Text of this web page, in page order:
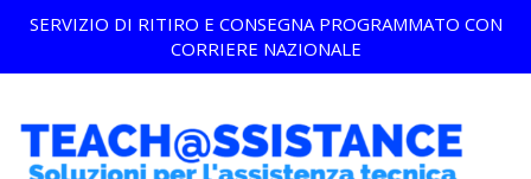
SERVIZIO DI RITIRO E CONSEGNA PROGRAMMATO CON
CORRIERE NAZIONALE